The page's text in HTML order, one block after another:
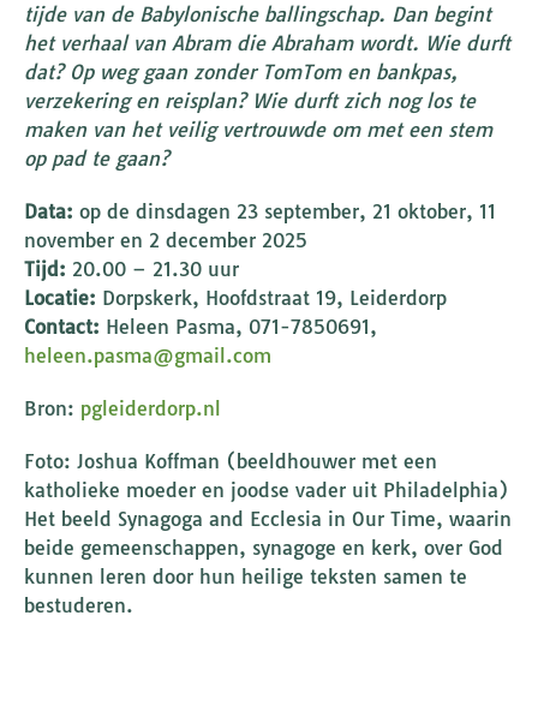
tijde van de Babylonische ballingschap. Dan begint
het verhaal van Abram die Abraham wordt. Wie durft
dat? Op weg gaan zonder TomTom en bankpas,
verzekering en reisplan? Wie durft zich nog los te
maken van het veilig vertrouwde om met een stem
op pad te gaan?
Data: op de dinsdagen 23 september, 21 oktober, 11
november en 2 december 2025
Tijd: 20.00 – 21.30 uur
Locatie: Dorpskerk, Hoofdstraat 19, Leiderdorp
Contact: Heleen Pasma, 071-7850691,
heleen.pasma@gmail.com
Bron: pgleiderdorp.nl
Foto: Joshua Koffman (beeldhouwer met een
katholieke moeder en joodse vader uit Philadelphia)
Het beeld Synagoga and Ecclesia in Our Time, waarin
beide gemeenschappen, synagoge en kerk, over God
kunnen leren door hun heilige teksten samen te
bestuderen.